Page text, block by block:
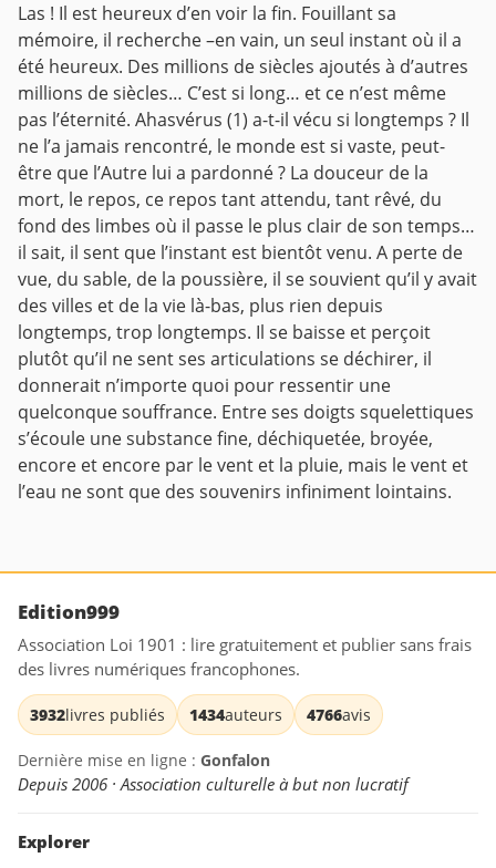
Las ! Il est heureux d’en voir la fin. Fouillant sa
mémoire, il recherche –en vain, un seul instant où il a
été heureux. Des millions de siècles ajoutés à d’autres
millions de siècles… C’est si long… et ce n’est même
pas l’éternité. Ahasvérus (1) a-t-il vécu si longtemps ? Il
ne l’a jamais rencontré, le monde est si vaste, peut-
être que l’Autre lui a pardonné ? La douceur de la
mort, le repos, ce repos tant attendu, tant rêvé, du
fond des limbes où il passe le plus clair de son temps…
il sait, il sent que l’instant est bientôt venu. A perte de
vue, du sable, de la poussière, il se souvient qu’il y avait
des villes et de la vie là-bas, plus rien depuis
longtemps, trop longtemps. Il se baisse et perçoit
plutôt qu’il ne sent ses articulations se déchirer, il
donnerait n’importe quoi pour ressentir une
quelconque souffrance. Entre ses doigts squelettiques
s’écoule une substance fine, déchiquetée, broyée,
encore et encore par le vent et la pluie, mais le vent et
l’eau ne sont que des souvenirs infiniment lointains.
Edition999
Association Loi 1901 : lire gratuitement et publier sans frais
des livres numériques francophones.
3932livres publiés 1434auteurs 4766avis
Dernière mise en ligne : Gonfalon
Depuis 2006 · Association culturelle à but non lucratif
Explorer